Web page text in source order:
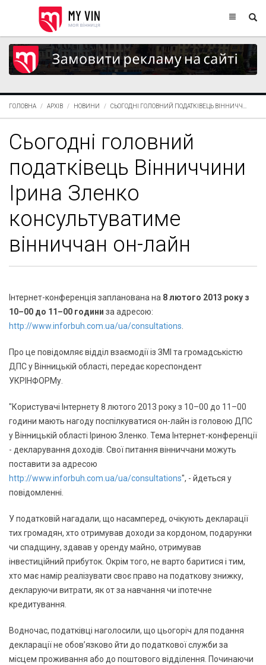
ГОЛОВНА АРХІВ НОВИНИ СЬОГОДНІ ГОЛОВНИЙ ПОДАТКІВЕЦЬ ВІННИЧЧ...
Сьогодні головний
податківець Вінниччини
Ірина Зленко
консультуватиме
вінниччан он-лайн
Інтернет-конференція запланована на 8 лютого 2013 року з
10–00 до 11–00 години за адресою:
http://www.inforbuh.com.ua/ua/consultations
Про це повідомляє відділ взаємодії із ЗМІ та громадськістю
ДПС у Вінницькій області, передає кореспондент
УКРІНФОРМу.
"Користувачі Інтернету 8 лютого 2013 року з 10–00 до 11–00
години мають нагоду поспілкуватися он-лайн із головою ДПС
у Вінницькій області Іриною Зленко. Тема Інтернет-конференції
- декларування доходів. Свої питання вінниччани можуть
поставити за адресою
http://www.inforbuh.com.ua/ua/consultations", - йдеться у
повідомленні.
У податковій нагадали, що насамперед, очікують декларації
тих громадян, хто отримував доходи за кордоном, подарунки
чи спадщину, здавав у оренду майно, отримував
інвестиційний прибуток. Окрім того, не варто баритися і тим,
хто має намір реалізувати своє право на податкову знижку,
декларуючи витрати, як от за навчання чи іпотечне
кредитування.
Водночас, податківці наголосили, що цьогоріч для подання
декларації не обов’язково йти до податкової служби за
місцем проживання або до поштового відділення. Починаючи